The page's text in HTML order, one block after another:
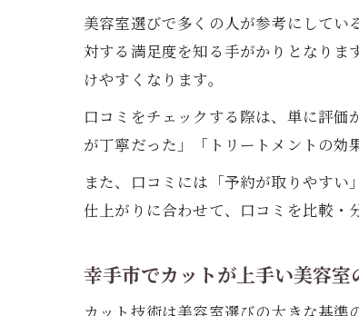
美容室選びで多くの人が参考にして
対する満足度を知る手がかりとなりま
けやすくなります。
口コミをチェックする際は、単に評
が丁寧だった」「トリートメントの効
また、口コミには「予約が取りやす
仕上がりに合わせて、口コミを比較・
幸手市でカットが上手い美容室
カット技術は美容室選びの大きな基準